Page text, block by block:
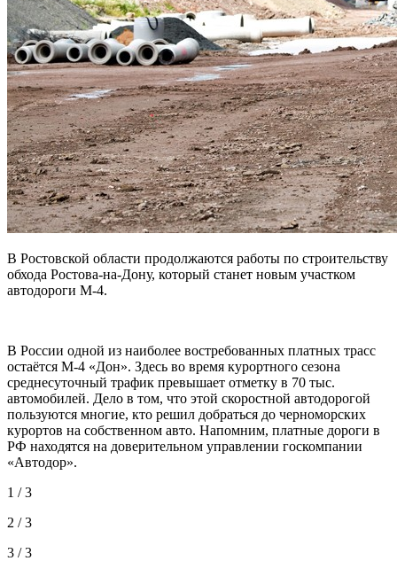
В Ростовской области продолжаются работы по строительству
обхода Ростова-на-Дону, который станет новым участком
автодороги М-4.
В России одной из наиболее востребованных платных трасс
остаётся М-4 «Дон». Здесь во время курортного сезона
среднесуточный трафик превышает отметку в 70 тыс.
автомобилей. Дело в том, что этой скоростной автодорогой
пользуются многие, кто решил добраться до черноморских
курортов на собственном авто. Напомним, платные дороги в
РФ находятся на доверительном управлении госкомпании
«Автодор».
1 / 3
2 / 3
3 / 3